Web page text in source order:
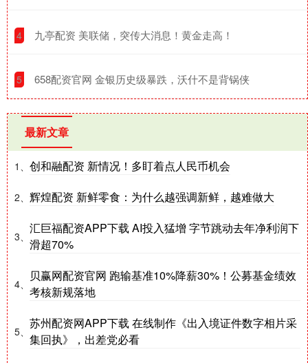
4 ​九亭配资 美联储，突传大消息！黄金走高！
5 ​658配资官网 金银历史级暴跌，沃什不是背锅侠
最新文章
1、 创和融配资 新情况！多盯着点人民币机会
2、 辉煌配资 新鲜零食：为什么越强调新鲜，越难做大
3、
汇巨福配资APP下载 AI投入猛增 字节跳动去年净利润下
滑超70%
4、
贝赢网配资官网 跑输基准10%降薪30%！公募基金绩效
考核新规落地
5、
苏州配资网APP下载 在线制作《出入境证件数字相片采
集回执》，出差党必看